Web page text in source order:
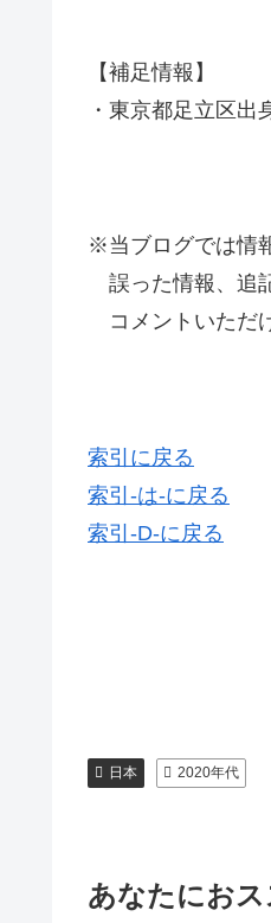
【補足情報】
・東京都足立区出
※当ブログでは情
誤った情報、追
コメントいただ
索引に戻る
索引-は-に戻る
索引-D-に戻る
日本 2020年代
あなたにお